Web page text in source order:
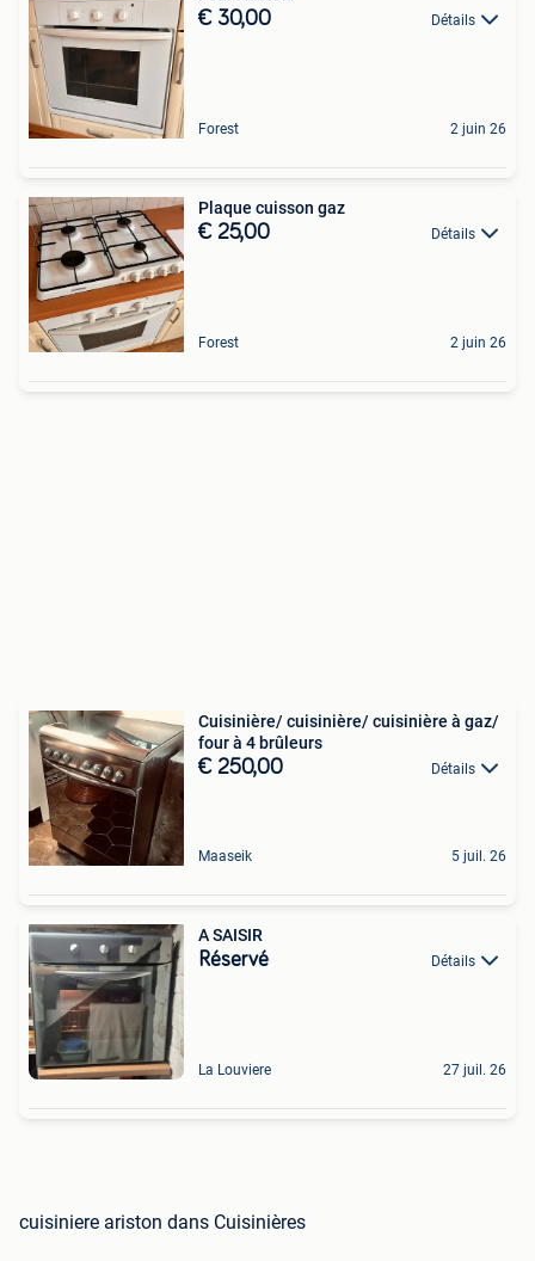
€ 30,00 Détails
Forest 2 juin 26
Plaque cuisson gaz
€ 25,00 Détails
Forest 2 juin 26
Cuisinière/ cuisinière/ cuisinière à gaz/
four à 4 brûleurs
€ 250,00 Détails
Maaseik 5 juil. 26
A SAISIR
Réservé Détails
La Louviere 27 juil. 26
cuisiniere ariston dans Cuisinières